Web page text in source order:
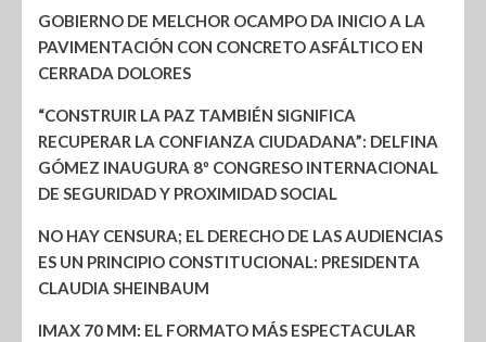
GOBIERNO DE MELCHOR OCAMPO DA INICIO A LA
PAVIMENTACIÓN CON CONCRETO ASFÁLTICO EN
CERRADA DOLORES
“CONSTRUIR LA PAZ TAMBIÉN SIGNIFICA
RECUPERAR LA CONFIANZA CIUDADANA”: DELFINA
GÓMEZ INAUGURA 8º CONGRESO INTERNACIONAL
DE SEGURIDAD Y PROXIMIDAD SOCIAL
NO HAY CENSURA; EL DERECHO DE LAS AUDIENCIAS
ES UN PRINCIPIO CONSTITUCIONAL: PRESIDENTA
CLAUDIA SHEINBAUM
IMAX 70 MM: EL FORMATO MÁS ESPECTACULAR